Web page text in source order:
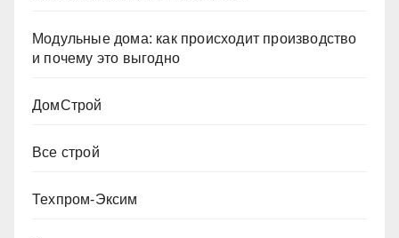
Модульные дома: как происходит производство
и почему это выгодно
ДомСтрой
Все строй
Техпром-Эксим